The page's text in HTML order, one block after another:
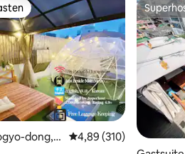
dong,
Gemiddelde
4,89 (310)